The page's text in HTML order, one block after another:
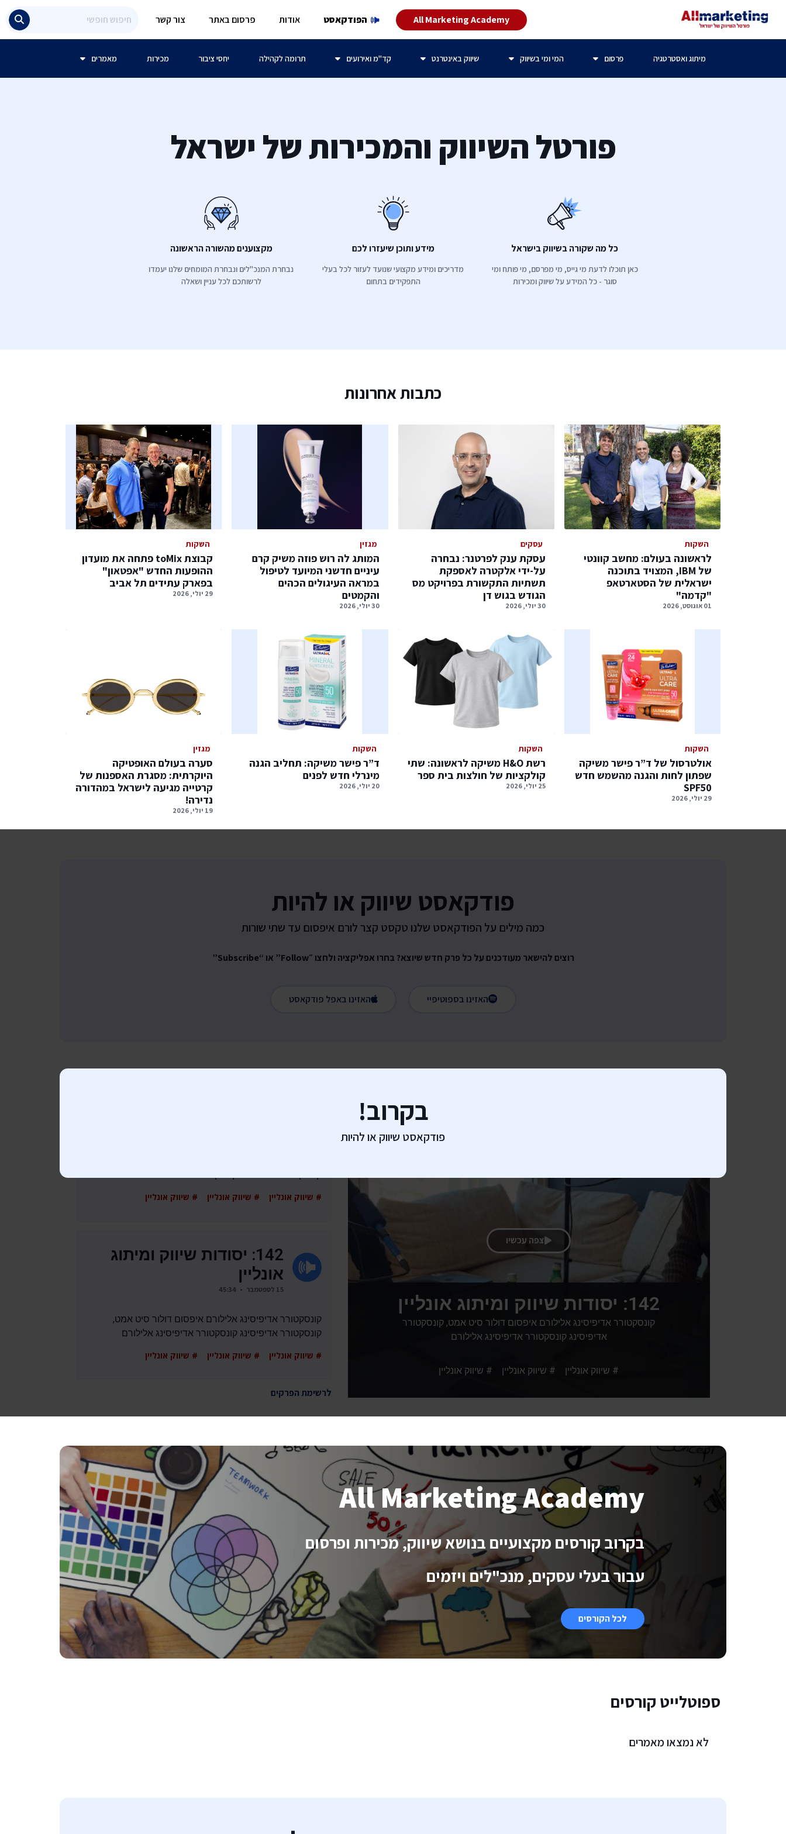
All Marketing Academy הפודקאסט אודות פרסום באתר צור קשר
מיתוג ואסטרטגיה פרסום המי ומי בשיווק שיווק באינטרנט קד"מ ואירועים תרומה לקהילה יחסי ציבור מכירות מאמרים
פורטל השיווק והמכירות של ישראל
כל מה שקורה בשיווק בישראל
כאן תוכלו לדעת מי גייס, מי מפרסם, מי פותח ומי
סוגר - כל המידע על שיווק ומכירות
מידע ותוכן שיעזרו לכם
מדריכים ומידע מקצועי שנועד לעזור לכל בעלי
התפקידים בתחום
מקצוענים מהשורה הראשונה
נבחרת המנכ"לים ונבחרת המומחים שלנו יעמדו
לרשותכם לכל עניין ושאלה
כתבות אחרונות
השקות
לראשונה בעולם: מחשב קוונטי
של IBM, המצויד בתוכנה
ישראלית של הסטארטאפ
"קדמה"
01 אוגוסט, 2026
עסקים
עסקת ענק לפרטנר: נבחרה
על-ידי אלקטרה לאספקת
תשתיות התקשורת בפרויקט מס
הגודש בגוש דן
30 יולי, 2026
מגזין
המותג לה רוש פוזה משיק קרם
עיניים חדשני המיועד לטיפול
במראה העיגולים הכהים
והקמטים
30 יולי, 2026
השקות
קבוצת toMix פתחה את מועדון
ההופעות החדש "אפטאון"
בפארק עתידים תל אביב
29 יולי, 2026
השקות
אולטרסול של ד”ר פישר משיקה
שפתון לחות והגנה מהשמש חדש
SPF50
29 יולי, 2026
השקות
רשת H&O משיקה לראשונה: שתי
קולקציות של חולצות בית ספר
25 יולי, 2026
השקות
ד”ר פישר משיקה: תחליב הגנה
מינרלי חדש לפנים
20 יולי, 2026
מגזין
סערה בעולם האופטיקה
היוקרתית: מסגרת האספנות של
קרטייה מגיעה לישראל במהדורה
נדירה!
19 יולי, 2026
פודקאסט שיווק או להיות
כמה מילים על הפודקאסט שלנו טקסט קצר לורם איפסום עד שתי שורות
רוצים להישאר מעודכנים על כל פרק חדש שיוצא? בחרו אפליקציה ולחצו ״Follow” או “Subscribe”
האזינו בספוטיפיי האזינו באפל פודקאסט
צפה עכשיו
142: יסודות שיווק ומיתוג אונליין
קונסקטורר אדיפיסינג אלילורם איפסום דולור סיט אמט, קונסקטורר
אדיפיסינג קונסקטורר אדיפיסינג אלילורם
# שיווק אונליין # שיווק אונליין # שיווק אונליין
# שיווק אונליין # שיווק אונליין # שיווק אונליין
142: יסודות שיווק ומיתוג
אונליין
15 לספטמבר • 45:34
קונסקטורר אדיפיסינג אלילורם איפסום דולור סיט אמט,
קונסקטורר אדיפיסינג קונסקטורר אדיפיסינג אלילורם
# שיווק אונליין # שיווק אונליין # שיווק אונליין
לרשימת הפרקים
בקרוב!
פודקאסט שיווק או להיות
All Marketing Academy
בקרוב קורסים מקצועיים בנושא שיווק, מכירות ופרסום
עבור בעלי עסקים, מנכ"לים ויזמים
לכל הקורסים
ספוטלייט קורסים
לא נמצאו מאמרים